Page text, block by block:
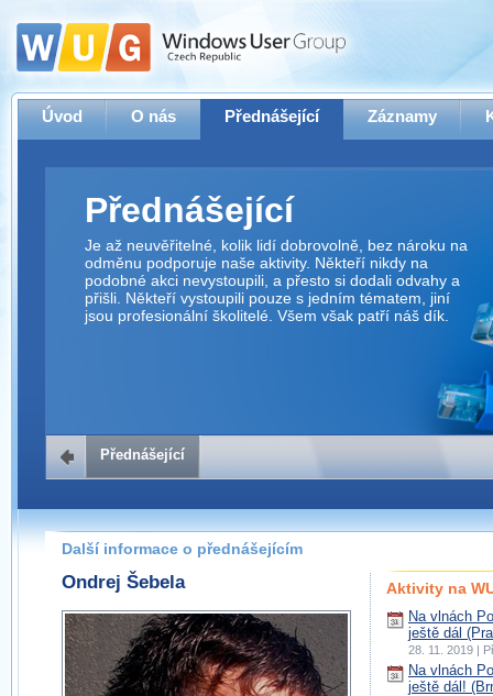
Úvod O nás Přednášející Záznamy
Přednášející
Je až neuvěřitelné, kolik lidí dobrovolně, bez nároku na
odměnu podporuje naše aktivity. Někteří nikdy na
podobné akci nevystoupili, a přesto si dodali odvahy a
přišli. Někteří vystoupili pouze s jedním tématem, jiní
jsou profesionální školitelé. Všem však patří náš dík.
Přednášející
Další informace o přednášejícím
Ondrej Šebela Aktivity na
Na vlnách
ještě dál
28. 11. 2019 |
Na vlnách
ještě dál!